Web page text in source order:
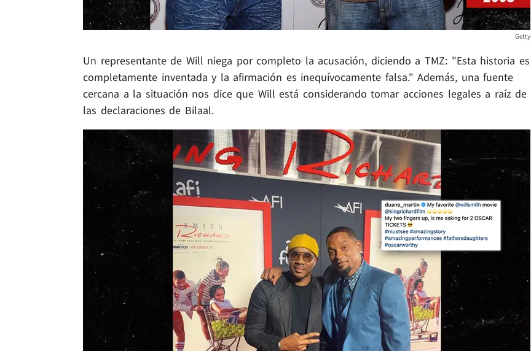
Getty
Un representante de Will niega por completo la acusación, diciendo a TMZ: "Esta historia es
completamente inventada y la afirmación es inequívocamente falsa." Además, una fuente
cercana a la situación nos dice que Will está considerando tomar acciones legales a raíz de
las declaraciones de Bilaal.